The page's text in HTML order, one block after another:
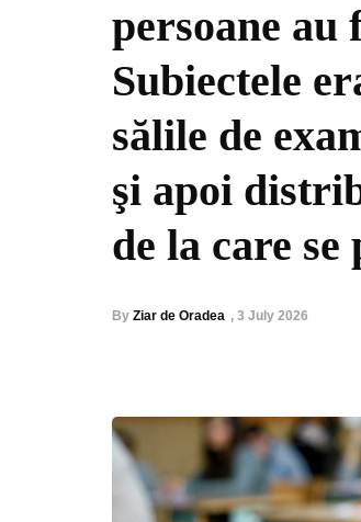
persoane au
Subiectele
sălile de
şi apoi
de la care se
By Ziar de Oradea , 3 July 2026